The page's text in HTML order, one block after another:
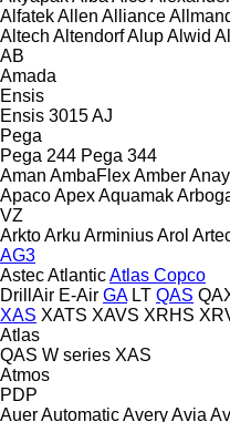
AlfatekAllen Alliance
Altech AltendorfAlupAlwid
AB
Amada
Ensis
Ensis 3015 AJ
Pega
Pega 244 Pega 344
Aman AmbaFlexAmber
ApacoApexAquamak
VZ
ArktoArku ArminiusArol
AG3
AstecAtlanticAtlas Copco
DrillAir E-Air GA LT QAS
XAS XATS XAVS XRHS
Atlas
QAS W series XAS
Atmos
PDP
AuerAutomaticAveryAvia